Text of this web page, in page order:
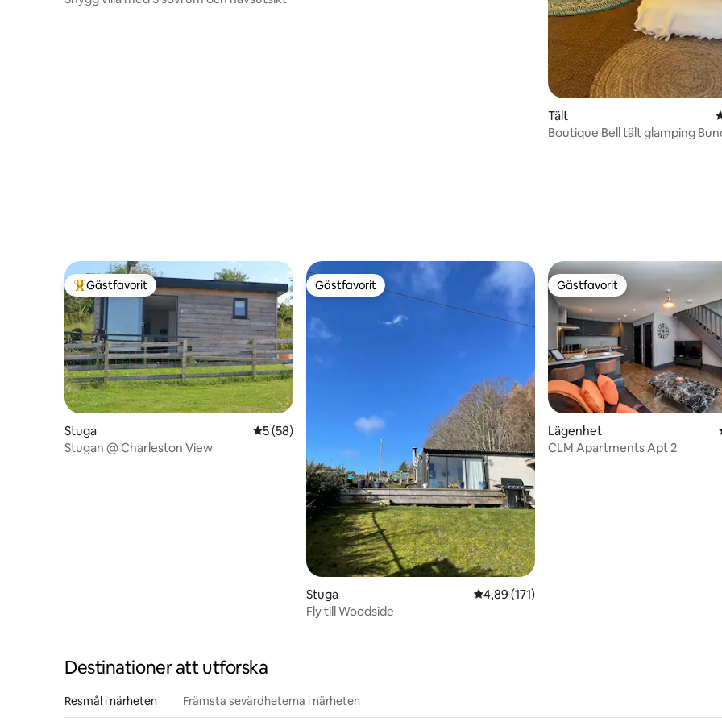
Tält
Boutique Bell tält glamping
Populär gästfavorit
Gästfavorit
Stuga 5 av 5 i genomsnittligt betyg, 58 omdömen
5 (58)
Stugan @ Charleston View
Gästfavorit
Gästfavorit
Stuga 4,89 av 5 i genomsnittligt betyg, 171
4,89 (171)
Fly till Woodside
Gästfavorit
Gästfavorit
Lägenhet
CLM Apartments Apt 2
Destinationer att utforska
Resmål i närheten Främsta sevärdheterna i närheten